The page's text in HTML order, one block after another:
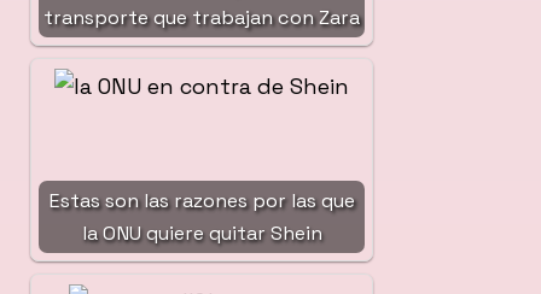
transporte que trabajan con Zara
Estas son las razones por las que
la ONU quiere quitar Shein